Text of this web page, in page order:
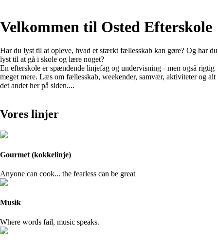
Velkommen til Osted Efterskole
Har du lyst til at opleve, hvad et stærkt fællesskab kan gøre? Og har du
lyst til at gå i skole og lære noget?
En efterskole er spændende linjefag og undervisning - men også rigtig
meget mere. Læs om fællesskab, weekender, samvær, aktiviteter og alt
det andet her på siden....
Vores linjer
Gourmet (kokkelinje)
Anyone can cook... the fearless can be great
Musik
Where words fail, music speaks.